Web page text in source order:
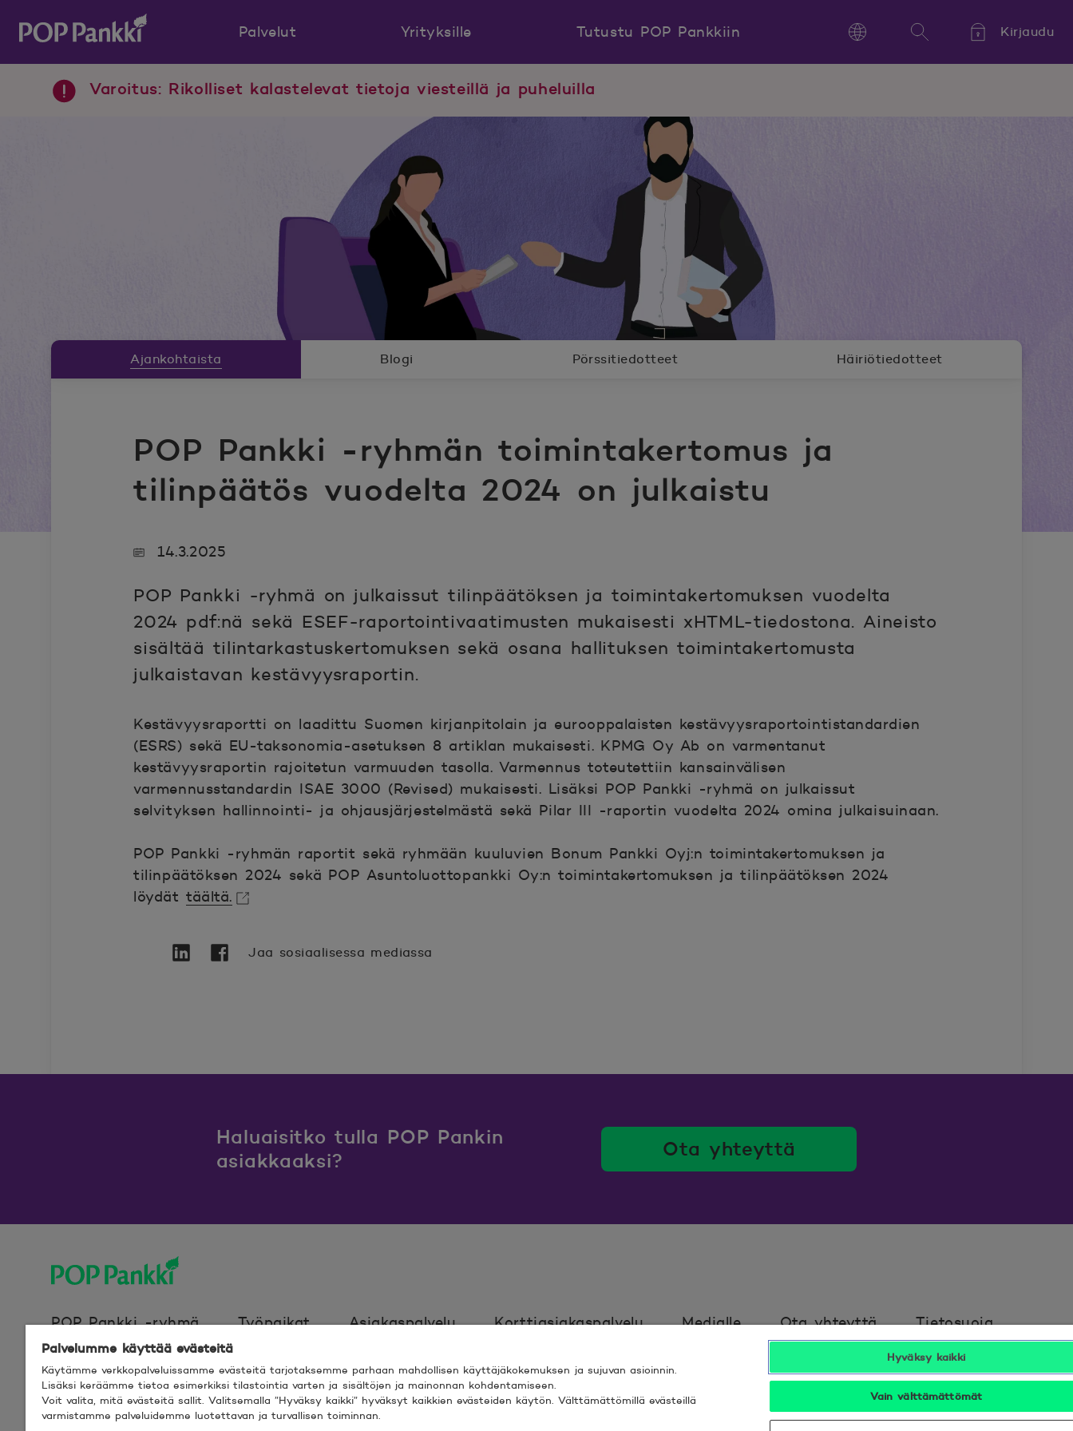
POP Pankki, etusivulle
Palvelut Yrityksille
Tutustu POP Pankkiin
Kieli,
Language Hae
Kirjaudu
Varoitus: Rikolliset kalastelevat tietoja viesteillä ja puheluilla
POP Pankki -ryhmän toimintakertomus ja
tilinpäätös vuodelta 2024 on julkaistu
Uutishuoneen valikko
Ajankohtaista Blogi Pörssitiedotteet Häiriötiedotteet
14.3.2025
POP Pankki -ryhmä on julkaissut tilinpäätöksen ja toimintakertomuksen vuodelta
2024 pdf:nä sekä ESEF-raportointivaatimusten mukaisesti xHTML-tiedostona. Aineisto
sisältää tilintarkastuskertomuksen sekä osana hallituksen toimintakertomusta
julkaistavan kestävyysraportin.
Kestävyysraportti on laadittu Suomen kirjanpitolain ja eurooppalaisten kestävyysraportointistandardien
(ESRS) sekä EU-taksonomia-asetuksen 8 artiklan mukaisesti. KPMG Oy Ab on varmentanut
kestävyysraportin rajoitetun varmuuden tasolla. Varmennus toteutettiin kansainvälisen
varmennusstandardin ISAE 3000 (Revised) mukaisesti. Lisäksi POP Pankki -ryhmä on julkaissut
selvityksen hallinnointi- ja ohjausjärjestelmästä sekä Pilar III -raportin vuodelta 2024 omina julkaisuinaan.
POP Pankki -ryhmän raportit sekä ryhmään kuuluvien Bonum Pankki Oyj:n toimintakertomuksen ja
tilinpäätöksen 2024 sekä POP Asuntoluottopankki Oy:n toimintakertomuksen ja tilinpäätöksen 2024
löydät täältä.
Jaa sosiaalisessa mediassa
Haluaisitko tulla POP Pankin
asiakkaaksi?
Ota yhteyttä
POP Pankki -ryhmä
Työpaikat Asiakaspalvelu Korttiasiakaspalvelu Medialle Ota yhteyttä Tietosuoja
Evästeet Verkkosivun käyttöehdot Ehdot Turvallinen asiointi Saavutettavuus Hyödyllistä tietää
Palvelumme käyttää evästeitä
Käytämme verkkopalveluissamme evästeitä tarjotaksemme parhaan mahdollisen käyttäjäkokemuksen ja sujuvan asioinnin.
Lisäksi keräämme tietoa esimerkiksi tilastointia varten ja sisältöjen ja mainonnan kohdentamiseen.
Voit valita, mitä evästeitä sallit. Valitsemalla ”Hyväksy kaikki” hyväksyt kaikkien evästeiden käytön. Välttämättömillä evästeillä
varmistamme palveluidemme luotettavan ja turvallisen toiminnan.
Hyväksy kaikki
Vain välttämättömät